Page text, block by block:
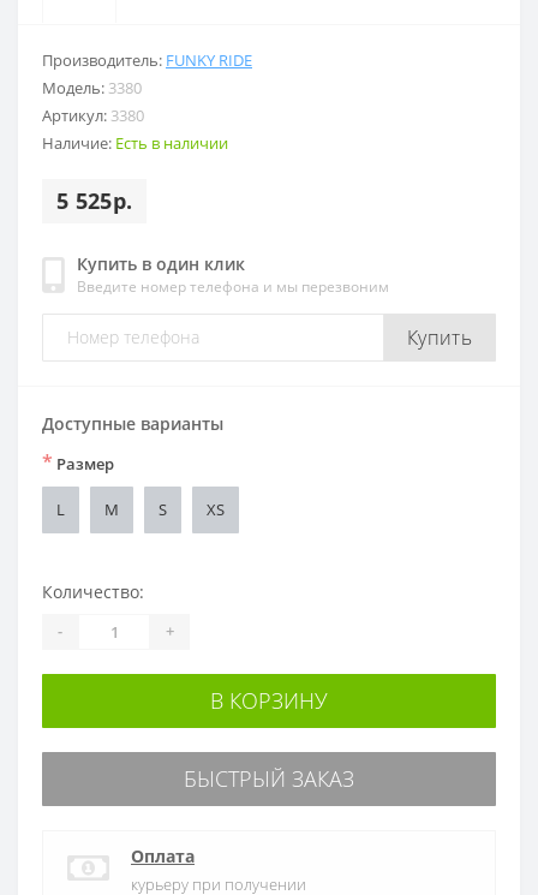
Производитель: FUNKY RIDE
Модель: 3380
Артикул: 3380
Наличие: Есть в наличии
5 525р.
Купить в один клик
Введите номер телефона и мы перезвоним
Купить
Доступные варианты
* Размер
L M S XS
Количество:
- +
В КОРЗИНУ
БЫСТРЫЙ ЗАКАЗ
Оплата
курьеру при получении